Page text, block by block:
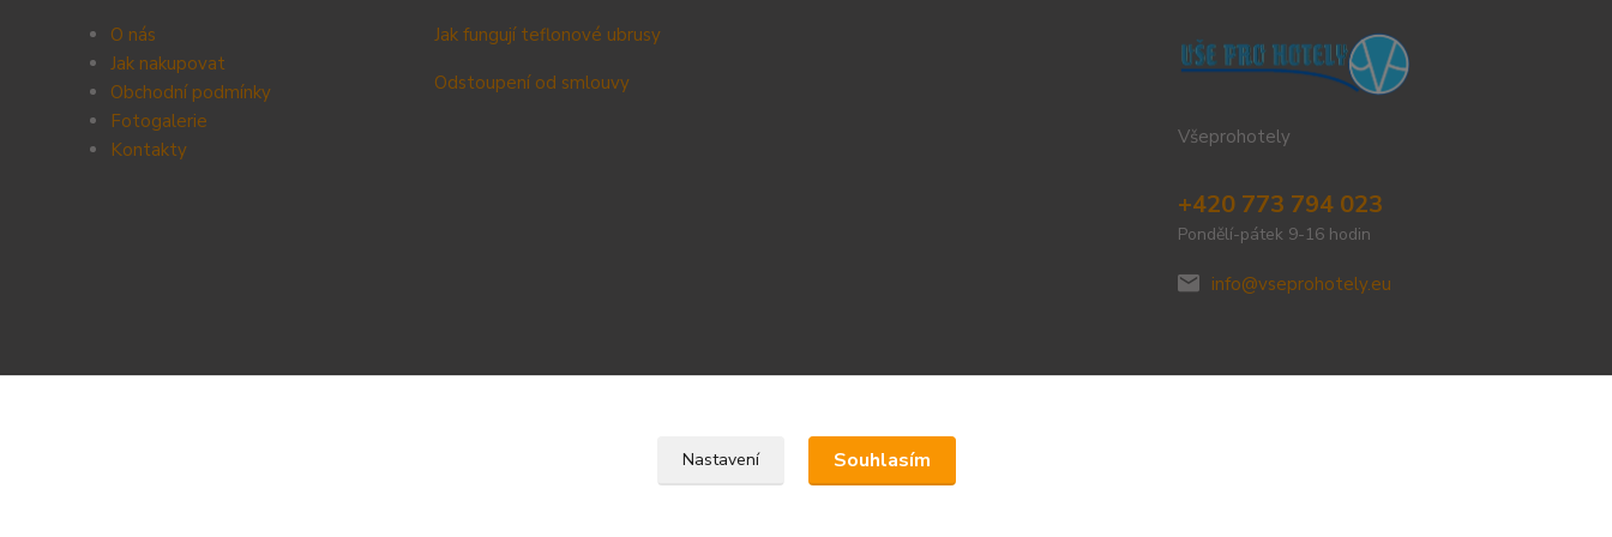
O nás
Jak nakupovat
Obchodní podmínky
Fotogalerie
Kontakty
Jak fungují teflonové ubrusy
Odstoupení od smlouvy
Všeprohotely
+420 773 794 023
Pondělí-pátek 9-16 hodin
info@vseprohotely.eu
Upravit sběr cookies.
Nastavení Souhlasím